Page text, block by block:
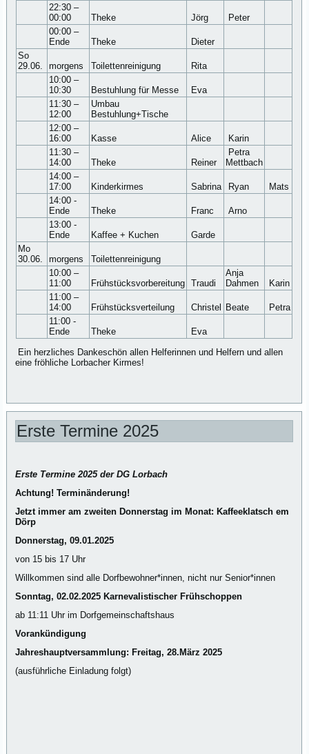
22:30 –
00:00
Theke Jörg
Peter
00:00 –
Ende
Theke
Dieter
So
29.06.
morgens Toilettenreinigung
Rita
10:00 –
10:30
Bestuhlung für Messe
Eva
11:30 –
12:00
Umbau
Bestuhlung+Tische
12:00 –
16:00
Kasse Alice
Karin
11:30 –
14:00
Theke Reiner
Petra
Mettbach
14:00 –
17:00
Kinderkirmes Sabrina Ryan
Mats
14:00 -
Ende
Theke Franc
Arno
13:00 -
Ende
Kaffee + Kuchen
Garde
Mo
30.06.
morgens
Toilettenreinigung
10:00 –
11:00
Frühstücksvorbereitung Traudi
Anja
Dahmen
Karin
11:00 –
14:00
Frühstücksverteilung Christel Beate
Petra
11:00 -
Ende
Theke
Eva
Ein herzliches Dankeschön allen Helferinnen und Helfern und allen
eine fröhliche Lorbacher Kirmes!
Erste Termine 2025
Erste Termine 2025 der DGLorbach
Achtung! Terminänderung!
Jetzt immer am zweiten Donnerstag im Monat:Kaffeeklatsch em
Dörp
Donnerstag, 09.01.2025
von 15 bis 17 Uhr
Willkommen sind alle Dorfbewohner*innen, nicht nur Senior*innen
Sonntag, 02.02.2025 Karnevalistischer Frühschoppen
ab 11:11 Uhr im Dorfgemeinschaftshaus
Vorankündigung
Jahreshauptversammlung: Freitag, 28.März 2025
(ausführliche Einladung folgt)